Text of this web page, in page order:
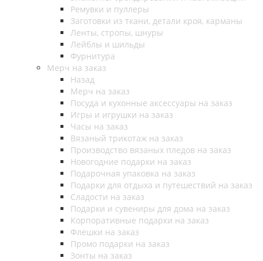
Ремувки и пуллеры
Заготовки из ткани, детали кроя, карманы
Ленты, стропы, шнуры
Лейблы и шильды
Фурнитура
Мерч на заказ
Назад
Мерч на заказ
Посуда и кухонные аксессуары на заказ
Игры и игрушки на заказ
Часы на заказ
Вязаный трикотаж на заказ
Производство вязаных пледов на заказ
Новогодние подарки на заказ
Подарочная упаковка на заказ
Подарки для отдыха и путешествий на заказ
Сладости на заказ
Подарки и сувениры для дома на заказ
Корпоративные подарки на заказ
Флешки на заказ
Промо подарки на заказ
Зонты на заказ